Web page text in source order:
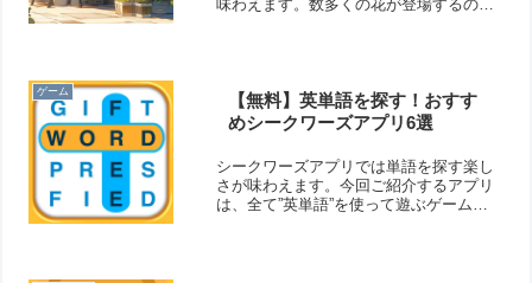
味わえます。数多くの花が登場するの
ゲーム
【無料】英単語を探す！おすす
めシークワーズアプリ6選
シークワーズアプリでは単語を探す楽し
さが味わえます。今回ご紹介するアプリ
は、全て”英単語”を使って遊ぶゲームな